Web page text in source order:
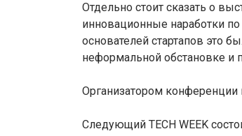
Отдельно стоит сказать о
инновационные наработки
основателей стартапов это
неформальной обстановке и
Организатором конференции
Следующий TECH WEEK